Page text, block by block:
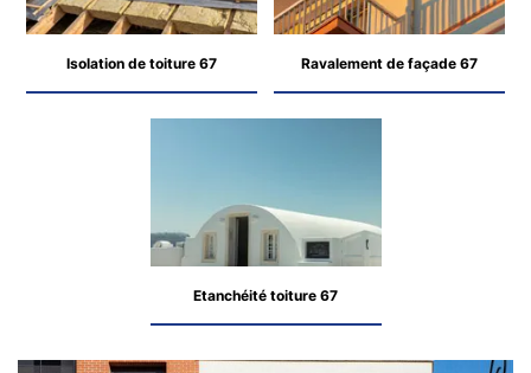
Isolation de toiture 67 Ravalement de façade 67
Etanchéité toiture 67